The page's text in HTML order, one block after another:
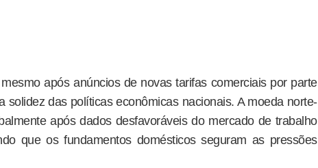
após anúncios de novas tarifas comerciais por parte
solidez das políticas econômicas nacionais. A moeda norte-
após dados desfavoráveis do mercado de trabalho
que os fundamentos domésticos seguram as pressões